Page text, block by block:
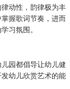
动性，韵律极为丰
握歌词节奏，进而
习氛围。
园都倡导让幼儿健
幼儿欣赏艺术的能